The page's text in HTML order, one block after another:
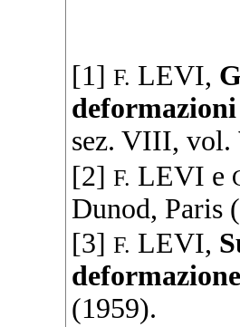
[1]F. LEVI,
sez. VIII, vol.
[2]F. LEVI e
Dunod, Paris (
[3]F. LEVI,
(1959).